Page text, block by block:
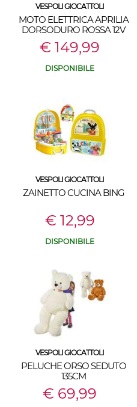
VESPOLI GIOCATTOLI
MOTO ELETTRICA APRILIA
DORSODURO ROSSA 12V
€ 149,99
DISPONIBILE
VESPOLI GIOCATTOLI
ZAINETTO CUCINA BING
€ 12,99
DISPONIBILE
VESPOLI GIOCATTOLI
PELUCHE ORSO SEDUTO
135CM
€ 69,99